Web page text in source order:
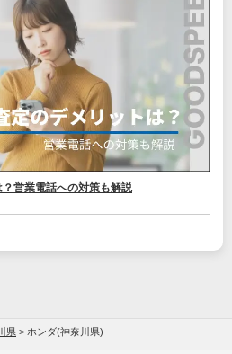
営業電話への対策も解説
県 > ホンダ(神奈川県)